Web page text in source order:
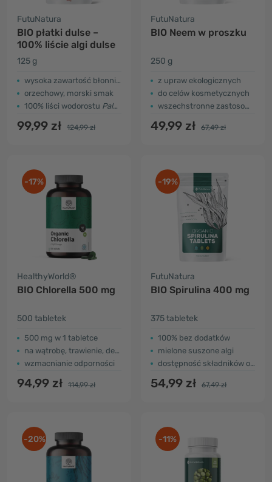
FutuNatura
BIO płatki dulse –
100% liście algi dulse
125 g
wysoka zawartość błonnika i białka
orzechowy, morski smak
100% liści wodorostu Palmaria palmata
99,99 zł 124,99 zł
FutuNatura
BIO Neem w proszku
250 g
z upraw ekologicznych
do celów kosmetycznych
wszechstronne zastosowanie
49,99 zł 67,49 zł
-17%
HealthyWorld®
BIO Chlorella 500 mg
500 tabletek
500 mg w 1 tabletce
na wątrobę, trawienie, detoksykację
wzmacnianie odporności
94,99 zł 114,99 zł
-19%
FutuNatura
BIO Spirulina 400 mg
375 tabletek
100% bez dodatków
mielone suszone algi
dostępność składników odżywczych (broken cell)
54,99 zł 67,49 zł
-20% -11%